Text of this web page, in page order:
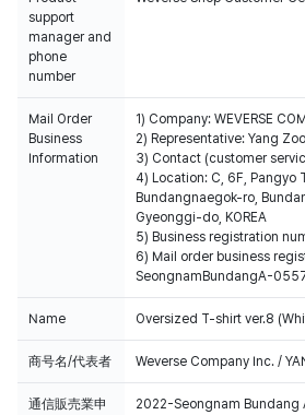
support
manager and
phone
number
Mail Order
Business
Information
1) Company: WEVERSE
2) Representative: Yang
3) Contact (customer
4) Location: C, 6F, Pangyo
Bundangnaegok-ro,
Gyeonggi-do, KOREA
5) Business registration
6) Mail order business
SeongnamBundangA-
Name Oversized T-shirt ver.8
商号名/代表者 Weverse Company Inc. /
通信販売業申
2022-Seongnam